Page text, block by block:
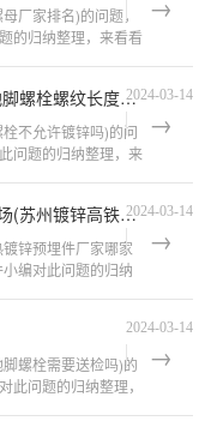
厂家排名)的问题，
的归纳整理，来看看
地脚螺栓螺纹也镀锌吗(地脚螺栓螺纹长度有没有要求)
2024-03-14
不允许镀锌吗)的问
问题的归纳整理，来
苏州镀锌高铁螺栓批发市场(苏州镀锌高铁螺栓批发市场在哪里)
2024-03-14
锌预埋件厂家哪家
编对此问题的归纳
2024-03-14
螺栓需要送检吗)的
此问题的归纳整理，